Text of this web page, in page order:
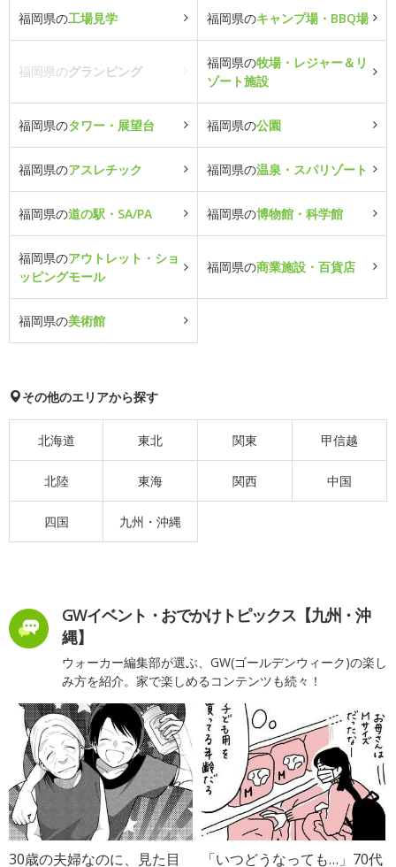
福岡県の工場見学 福岡県のキャンプ場・BBQ場
福岡県のグランピング
福岡県の牧場・レジャー＆リ
ゾート施設
福岡県のタワー・展望台 福岡県の公園
福岡県のアスレチック 福岡県の温泉・スパリゾート
福岡県の道の駅・SA/PA 福岡県の博物館・科学館
福岡県のアウトレット・ショ
ッピングモール
福岡県の商業施設・百貨店
福岡県の美術館
その他のエリアから探す
北海道 東北 関東 甲信越
北陸 東海 関西 中国
四国 九州・沖縄
GWイベント・おでかけトピックス【九州・沖
縄】
ウォーカー編集部が選ぶ、GW(ゴールデンウィーク)の楽し
み方を紹介。家で楽しめるコンテンツも続々！
30歳の夫婦なのに、見た目
「いつどうなっても…」70代